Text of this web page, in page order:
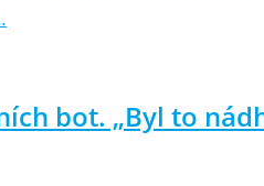
bot. „Byl to